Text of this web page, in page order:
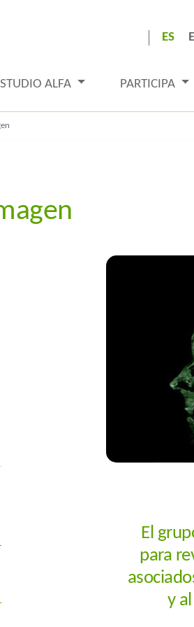
ES
ALFA PARTICIPA
El
para
y